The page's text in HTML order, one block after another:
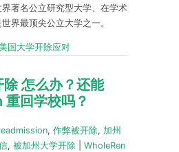
著名公立研究型大学、在学术
界最顶尖公立大学之一。
国大学开除应对
怎么办？还能
回学校吗？
, 作弊被开除, 加州
, 被加州大学开除
WholeRen